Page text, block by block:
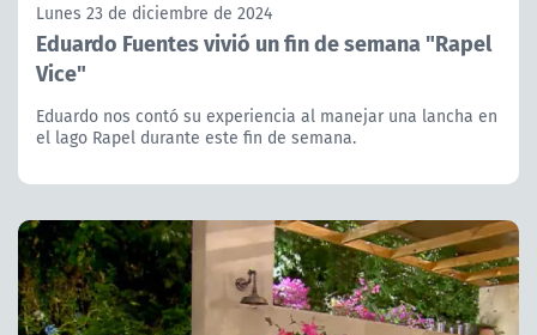
Lunes 23 de diciembre de 2024
Eduardo Fuentes vivió un fin de semana "Rapel
Vice"
Eduardo nos contó su experiencia al manejar una lancha en
el lago Rapel durante este fin de semana.